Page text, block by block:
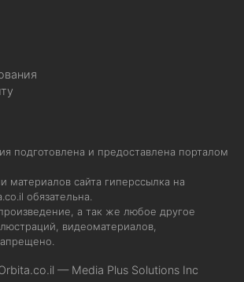
подготовлена и предоставлена порталом
материалов сайта гиперссылка на
обязательна.
а так же любое другое
видеоматериалов,
— Media Plus Solutions Inc